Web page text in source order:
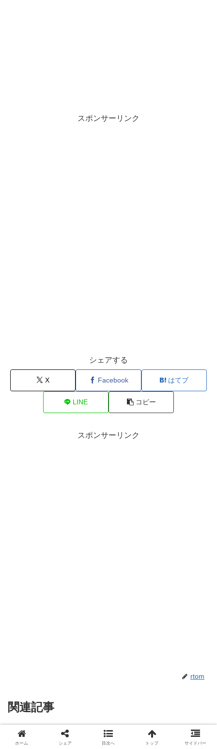
スポンサーリンク
シェアする
X Facebook はてブ
LINE コピー
スポンサーリンク
rtom
関連記事
コストコ
コストコ【テリーヌアソートセッ
ト】伊藤ハム！サーモンとチー
ホーム シェア 目次へ トップ サイドバー